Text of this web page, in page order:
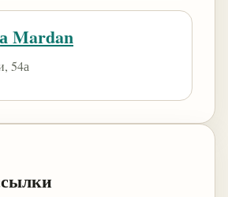
Mardan
54а